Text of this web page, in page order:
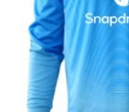
Shop
Startseite –